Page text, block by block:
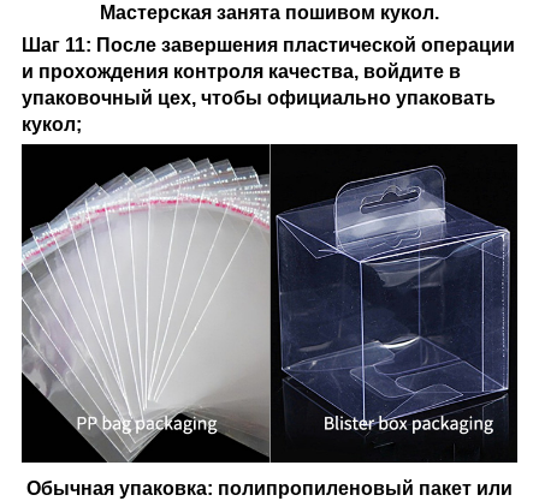
Мастерская занята пошивом кукол.
Шаг 11: После завершения пластической операции
и прохождения контроля качества, войдите в
упаковочный цех, чтобы официально упаковать
кукол;
Обычная упаковка: полипропиленовый пакет или